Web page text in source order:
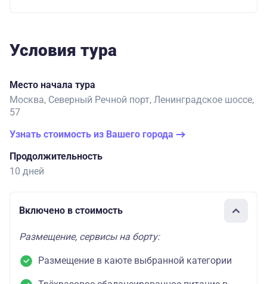
Условия тура
Место начала тура
Москва, Северный Речной порт, Ленинградское шоссе,
57
Узнать стоимость из Вашего города
Продолжительность
10 дней
Включено в стоимость
Размещение, сервисы на борту:
Размещение в каюте выбранной категории